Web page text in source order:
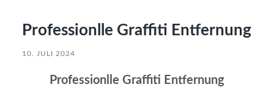
Professionlle Graffiti Entfernung
10. JULI 2024
Professionlle Graffiti Entfernung